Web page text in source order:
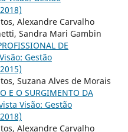
Alexandre Carvalho
Sandra Mari Gambin
DE
Gestão
Suzana Alves de Morais
E O SURGIMENTO DA
Visão: Gestão
Alexandre Carvalho